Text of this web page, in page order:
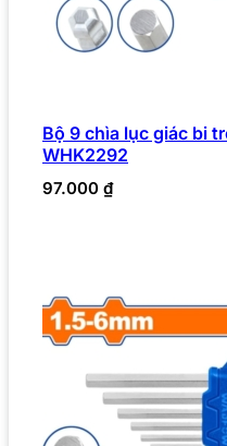
Bộ 9 chìa lục giác bi
WHK2292
97.000 ₫